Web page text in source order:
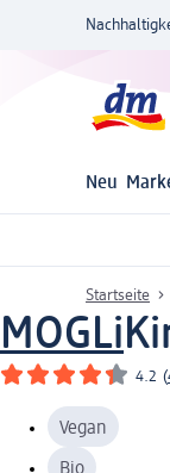
Neu
Startseite
MOGLi
4.2 (
Vegan
Bio